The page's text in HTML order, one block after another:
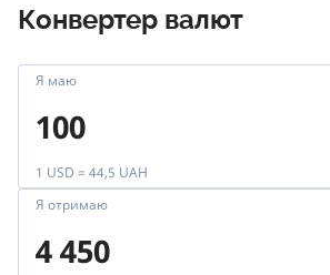
Конвертер валют
Я маю
1 USD = 44,5 UAH
Я отримаю